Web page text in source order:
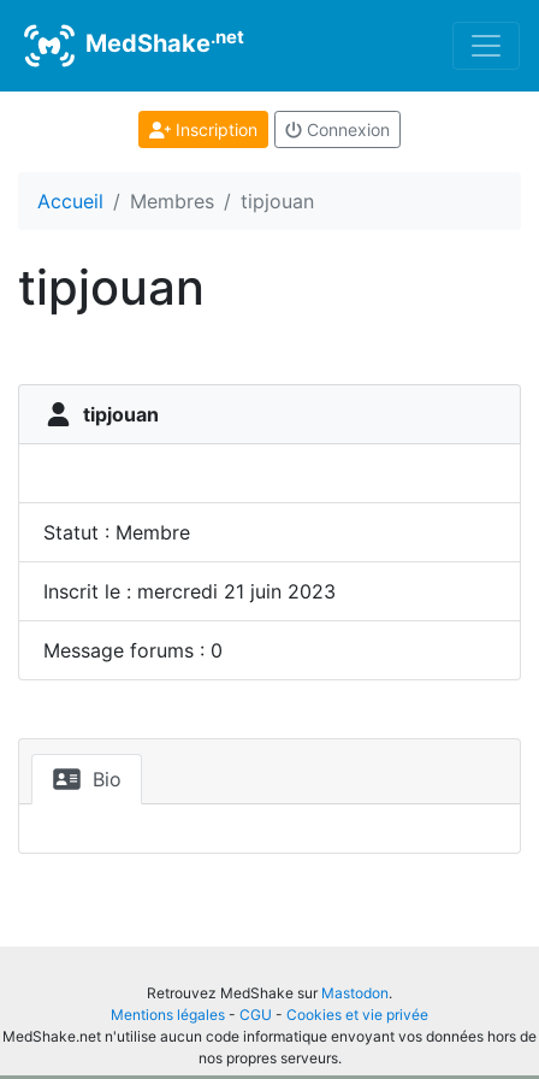
MedShake.net
Inscription Connexion
Accueil Membres tipjouan
tipjouan
tipjouan
Statut : Membre
Inscrit le : mercredi 21 juin 2023
Message forums : 0
Bio
Retrouvez MedShake sur Mastodon.
Mentions légales - CGU - Cookies et vie privée
MedShake.net n'utilise aucun code informatique envoyant vos données hors de
nos propres serveurs.